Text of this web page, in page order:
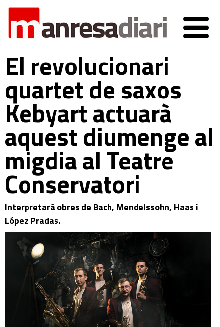
El revolucionari
quartet de saxos
Kebyart actuarà
aquest diumenge al
migdia al Teatre
Conservatori
Interpretarà obres de Bach, Mendelssohn, Haas i
López Pradas.